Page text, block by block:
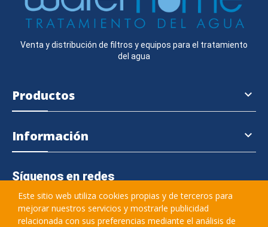
Venta y distribución de filtros y equipos para el tratamiento
del agua
Productos 
Información 
Síguenos en redes
Este sitio web utiliza cookies propias y de terceros para
mejorar nuestros servicios y mostrarle publicidad
relacionada con sus preferencias mediante el análisis de